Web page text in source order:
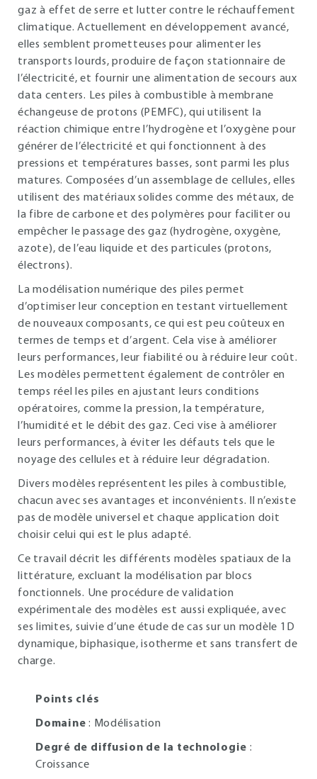
gaz à effet de serre et lutter contre le réchauffement
climatique. Actuellement en développement avancé,
elles semblent prometteuses pour alimenter les
transports lourds, produire de façon stationnaire de
l’électricité, et fournir une alimentation de secours aux
data centers. Les piles à combustible à membrane
échangeuse de protons (PEMFC), qui utilisent la
réaction chimique entre l’hydrogène et l’oxygène pour
générer de l’électricité et qui fonctionnent à des
pressions et températures basses, sont parmi les plus
matures. Composées d’un assemblage de cellules, elles
utilisent des matériaux solides comme des métaux, de
la fibre de carbone et des polymères pour faciliter ou
empêcher le passage des gaz (hydrogène, oxygène,
azote), de l’eau liquide et des particules (protons,
électrons).
La modélisation numérique des piles permet
d’optimiser leur conception en testant virtuellement
de nouveaux composants, ce qui est peu coûteux en
termes de temps et d’argent. Cela vise à améliorer
leurs performances, leur fiabilité ou à réduire leur coût.
Les modèles permettent également de contrôler en
temps réel les piles en ajustant leurs conditions
opératoires, comme la pression, la température,
l’humidité et le débit des gaz. Ceci vise à améliorer
leurs performances, à éviter les défauts tels que le
noyage des cellules et à réduire leur dégradation.
Divers modèles représentent les piles à combustible,
chacun avec ses avantages et inconvénients. Il n’existe
pas de modèle universel et chaque application doit
choisir celui qui est le plus adapté.
Ce travail décrit les différents modèles spatiaux de la
littérature, excluant la modélisation par blocs
fonctionnels. Une procédure de validation
expérimentale des modèles est aussi expliquée, avec
ses limites, suivie d’une étude de cas sur un modèle 1D
dynamique, biphasique, isotherme et sans transfert de
charge.
Points clés
Domaine : Modélisation
Degré de diffusion de la technologie :
Croissance